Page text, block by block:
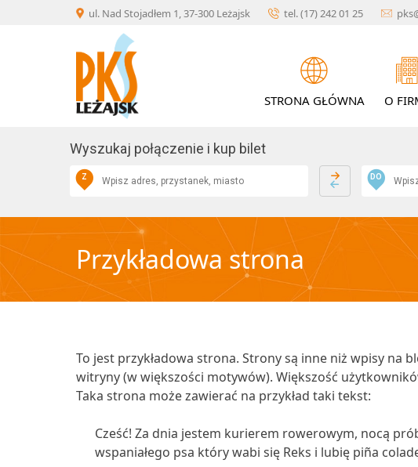
ul. Nad Stojadłem 1, 37-300 Leżajsk tel. (17) 242 01 25
STRONA GŁÓWNA O
Wyszukaj połączenie i kup bilet
Z DO
Przykładowa strona
To jest przykładowa strona. Strony są inne niż wpisy na
witryny (w większości motywów). Większość
Taka strona może zawierać na przykład taki tekst:
Cześć! Za dnia jestem kurierem rowerowym, nocą
wspaniałego psa który wabi się Reks i lubię piña